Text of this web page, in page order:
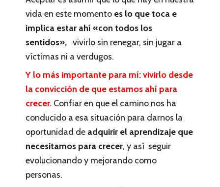
vida en este momento es lo que toca e
implica estar ahí «con todos los
sentidos», vivirlo sin renegar, sin jugar a
víctimas ni a verdugos.
Y lo más importante para mí: vivirlo desde
la convicción de que estamos ahí para
crecer. Confiar en que el camino nos ha
conducido a esa situación para darnos la
oportunidad de adquirir el aprendizaje que
necesitamos para crecer, y así seguir
evolucionando y mejorando como
personas.